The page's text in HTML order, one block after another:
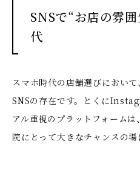
SNSで“お店の雰
代
スマホ時代の店舗選びにおい
SNSの存在です。とくに
アル重視のプラットフォーム
院にとって大きなチャンスの場